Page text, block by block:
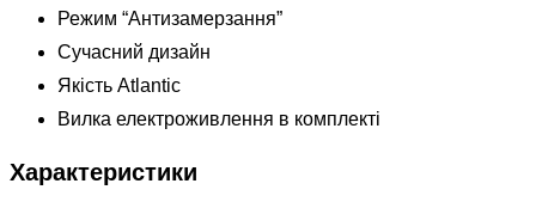
Режим “Антизамерзання”
Сучасний дизайн
Якість Atlantic
Вилка електроживлення в комплекті
Характеристики